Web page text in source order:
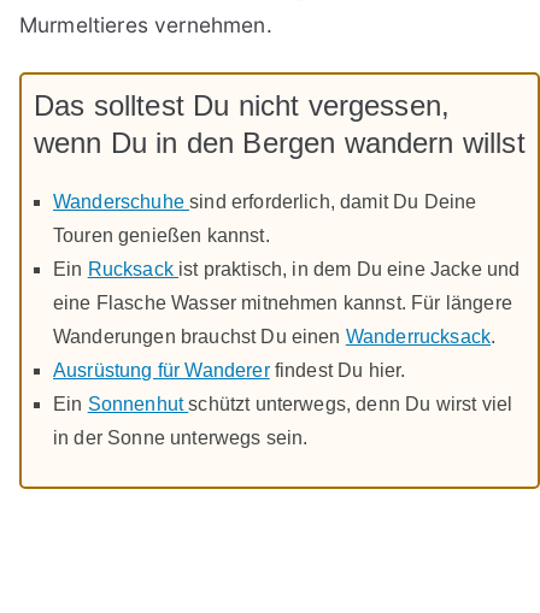
Murmeltieres vernehmen.
Das solltest Du nicht vergessen,
wenn Du in den Bergen wandern willst
Wanderschuhesind erforderlich, damit Du Deine
Touren genießen kannst.
Ein Rucksack ist praktisch, in dem Du eine Jacke und
eine Flasche Wasser mitnehmen kannst. Für längere
Wanderungen brauchst Du einen Wanderrucksack.
Ausrüstung für Wandererfindest Du hier.
Ein Sonnenhutschützt unterwegs, denn Du wirst viel
in der Sonne unterwegs sein.